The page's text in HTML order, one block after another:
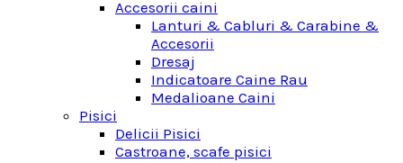
Accesorii caini
Lanturi & Cabluri & Carabine &
Accesorii
Dresaj
Indicatoare Caine Rau
Medalioane Caini
Pisici
Delicii Pisici
Castroane, scafe pisici